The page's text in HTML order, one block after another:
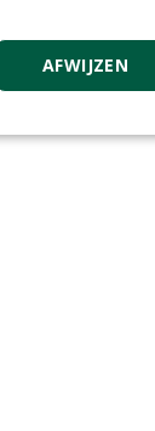
AFWIJZEN